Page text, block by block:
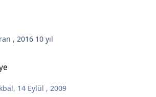
, 2016 10 yıl
, 14 Eylül , 2009